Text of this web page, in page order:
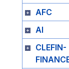
AFC
AI
CLEFIN-